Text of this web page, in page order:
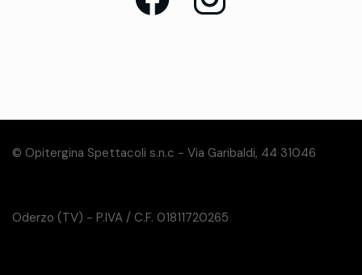
© Opitergina Spettacoli s.n.c - Via Garibaldi, 44 31046
Oderzo (TV) - P.IVA / C.F. 01811720265